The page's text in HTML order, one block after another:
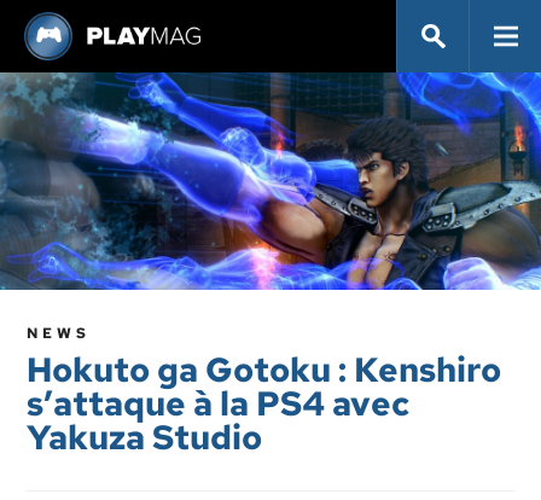
NEWS
Hokuto ga Gotoku : Kenshiro
s’attaque à la PS4 avec
Yakuza Studio